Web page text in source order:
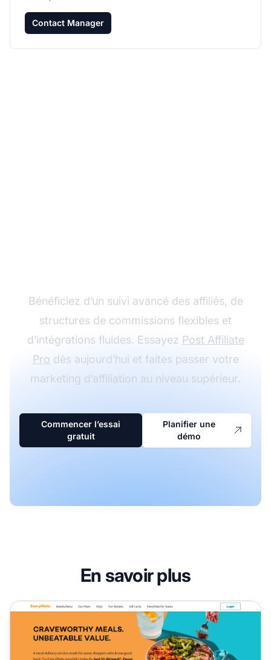
Contact Manager
Bénéficiez d’un suivi avancé des affiliés, de
structures de commissions flexibles et
d’intégrations fluides. Essayez Post Affiliate
Pro dès aujourd’hui et faites passer votre
marketing d’affiliation au niveau supérieur.
Commencer l’essai
gratuit
Planifier une
démo
En savoir plus
Programme d'affiliation Everyplate